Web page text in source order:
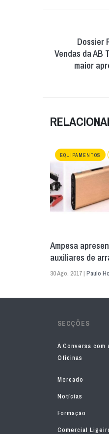
Dossier
Vendas da AB
maior
EQUIPAMENTOS
Ampesa
auxiliares de
30 Ago. 2017 | Paulo
SECÇÕES
À Conversa com
Oficinas
Mercado
Notícias
Formação
Comercial